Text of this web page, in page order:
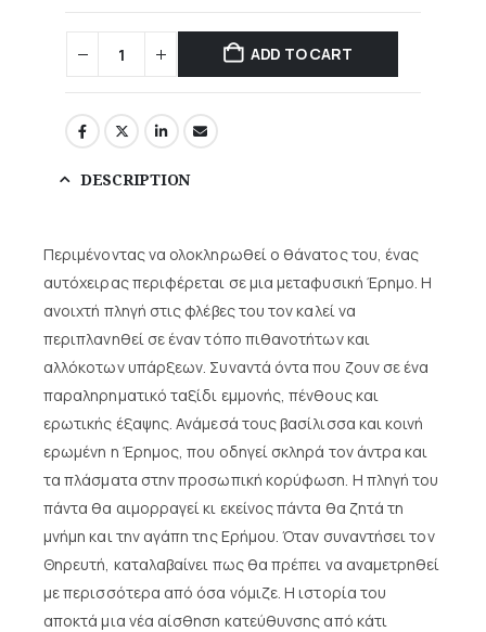
ADD TO CART
DESCRIPTION
Περιμένοντας να ολοκληρωθεί ο θάνατος του, ένας
αυτόχειρας περιφέρεται σε μια μεταφυσική Έρημο. Η
ανοιχτή πληγή στις φλέβες του τον καλεί να
περιπλανηθεί σε έναν τόπο πιθανοτήτων και
αλλόκοτων υπάρξεων. Συναντά όντα που ζουν σε ένα
παραληρηματικό ταξίδι εμμονής, πένθους και
ερωτικής έξαψης. Ανάμεσά τους βασίλισσα και κοινή
ερωμένη η Έρημος, που οδηγεί σκληρά τον άντρα και
τα πλάσματα στην προσωπική κορύφωση. Η πληγή του
πάντα θα αιμορραγεί κι εκείνος πάντα θα ζητά τη
μνήμη και την αγάπη της Ερήμου. Όταν συναντήσει τον
Θηρευτή, καταλαβαίνει πως θα πρέπει να αναμετρηθεί
με περισσότερα από όσα νόμιζε. Η ιστορία του
αποκτά μια νέα αίσθηση κατεύθυνσης από κάτι